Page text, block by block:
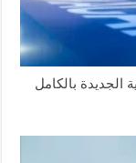
الجديدة بالكامل